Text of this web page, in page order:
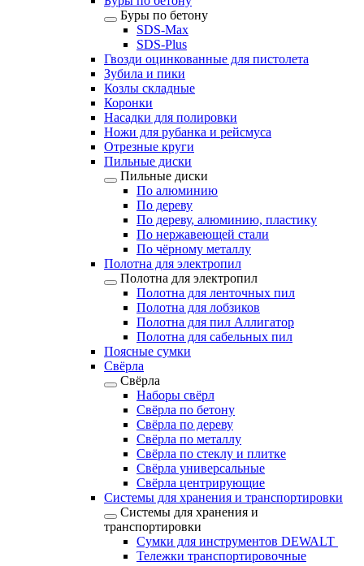
Буры по бетону
SDS-Max
SDS-Plus
Гвозди оцинкованные для пистолета
Зубила и пики
Козлы складные
Коронки
Насадки для полировки
Ножи для рубанка и рейсмуса
Отрезные круги
Пильные диски
Пильные диски
По алюминию
По дереву
По дереву, алюминию, пластику
По нержавеющей стали
По чёрному металлу
Полотна для электропил
Полотна для электропил
Полотна для ленточных пил
Полотна для лобзиков
Полотна для пил Аллигатор
Полотна для сабельных пил
Поясные сумки
Свёрла
Свёрла
Наборы свёрл
Свёрла по бетону
Свёрла по дереву
Свёрла по металлу
Свёрла по стеклу и плитке
Свёрла универсальные
Свёрла центрирующие
Системы для хранения и транспортировки
Системы для хранения и
транспортировки
Сумки для инструментов DEWALT
Тележки транспортировочные